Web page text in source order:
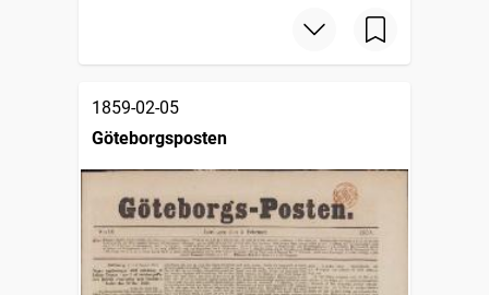
1859-02-05
Göteborgsposten